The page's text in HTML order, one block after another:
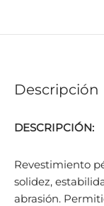
Descripción
DESCRIPCIÓN:
Revestimiento
solidez,
abrasión.